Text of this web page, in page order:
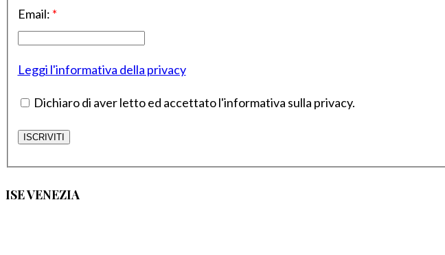
Email: *
Leggi l'informativa della privacy
Dichiaro di aver letto ed accettato l'informativa sulla privacy.
ISE VENEZIA